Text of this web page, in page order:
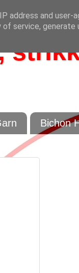
Bichon
address and user-
service, generate